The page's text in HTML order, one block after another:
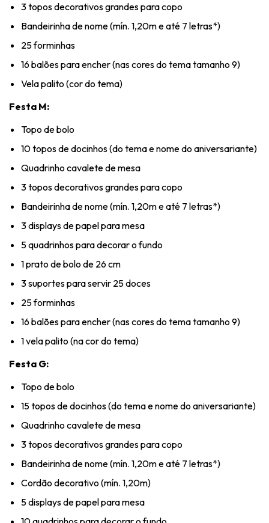
3 topos decorativos grandes para copo
Bandeirinha de nome (mín. 1,20m e até 7 letras*)
25 forminhas
16 balões para encher (nas cores do tema tamanho 9)
Vela palito (cor do tema)
Festa M:
Topo de bolo
10 topos de docinhos (do tema e nome do aniversariante)
Quadrinho cavalete de mesa
3 topos decorativos grandes para copo
Bandeirinha de nome (mín. 1,20m e até 7 letras*)
3 displays de papel para mesa
5 quadrinhos para decorar o fundo
1 prato de bolo de 26 cm
3 suportes para servir 25 doces
25 forminhas
16 balões para encher (nas cores do tema tamanho 9)
1 vela palito (na cor do tema)
Festa G:
Topo de bolo
15 topos de docinhos (do tema e nome do aniversariante)
Quadrinho cavalete de mesa
3 topos decorativos grandes para copo
Bandeirinha de nome (mín. 1,20m e até 7 letras*)
Cordão decorativo (mín. 1,20m)
5 displays de papel para mesa